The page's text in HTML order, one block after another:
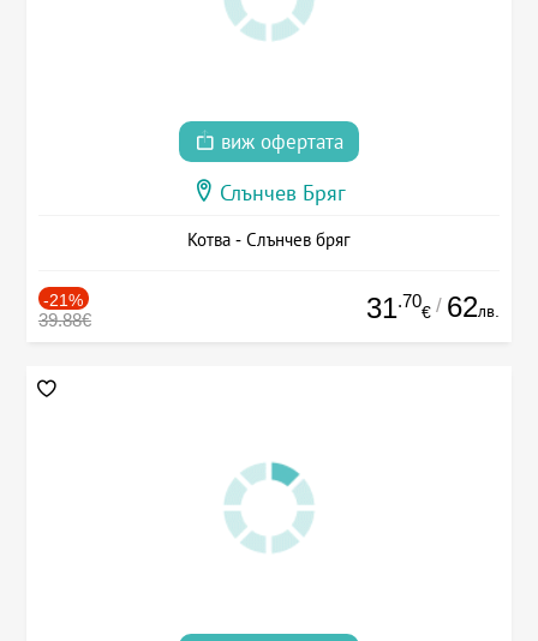
виж офертата
Слънчев Бряг
Котва - Слънчев бряг
-21%
39.88€ 31.70
€ / 62лв.